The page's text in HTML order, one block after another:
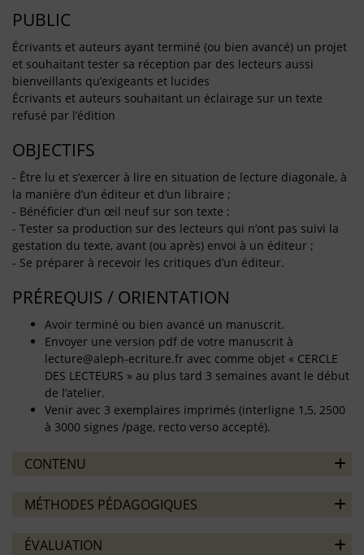
PUBLIC
Écrivants et auteurs ayant terminé (ou bien avancé) un projet
et souhaitant tester sa réception par des lecteurs aussi
bienveillants qu’exigeants et lucides
Écrivants et auteurs souhaitant un éclairage sur un texte
refusé par l’édition
OBJECTIFS
- Être lu et s’exercer à lire en situation de lecture diagonale, à
la manière d’un éditeur et d’un libraire ;
- Bénéficier d’un œil neuf sur son texte ;
- Tester sa production sur des lecteurs qui n’ont pas suivi la
gestation du texte, avant (ou après) envoi à un éditeur ;
- Se préparer à recevoir les critiques d’un éditeur.
PRÉREQUIS / ORIENTATION
Avoir terminé ou bien avancé un manuscrit.
Envoyer une version pdf de votre manuscrit à
lecture@aleph-ecriture.fr avec comme objet « CERCLE
DES LECTEURS » au plus tard 3 semaines avant le début
de l’atelier.
Venir avec 3 exemplaires imprimés (interligne 1,5, 2500
à 3000 signes /page, recto verso accepté).
CONTENU
MÉTHODES PÉDAGOGIQUES
ÉVALUATION